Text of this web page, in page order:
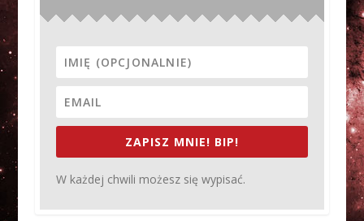
ZAPISZ MNIE! BIP!
W każdej chwili możesz się wypisać.